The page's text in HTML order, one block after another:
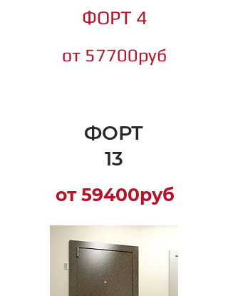
ФОРТ 4
от 57700руб
ФОРТ
13
от 59400руб